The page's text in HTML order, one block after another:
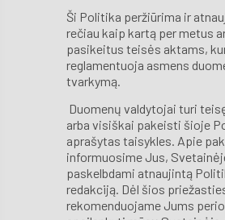
Ši Politika peržiūrima ir
rečiau kaip kartą per metus arba
pasikeitus teisės aktams,
reglamentuoja asmens
tvarkymą.
Duomenų valdytojai turi
arba visiškai pakeisti šioje Politikoje
aprašytas taisykles. Apie
informuosime Jus, Svetainėje
paskelbdami atnaujintą
redakciją. Dėl šios priežasties
rekomenduojame Jums